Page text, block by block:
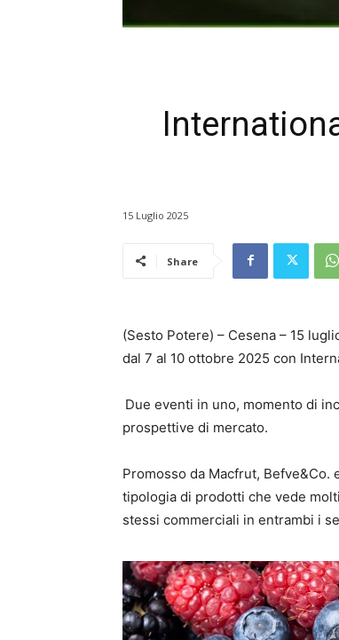
15 Luglio 2025
Share
(Sesto Potere) – Cesena – 15
dal 7 al 10 ottobre 2025 con
Due eventi in uno, momento di
prospettive di mercato.
Promosso da Macfrut,
tipologia di prodotti che vede
stessi commerciali in entrambi i